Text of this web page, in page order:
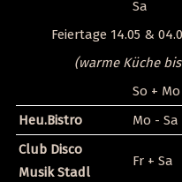
Sa
Feiertage 14.05 &
(warme Küche
So + Mo
Heu.Bistro
Mo - Sa
Club Disco
Musik Stadl
Fr + Sa